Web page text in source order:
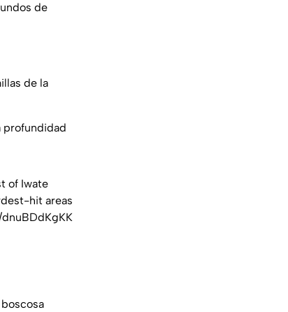
de
de la
profundidad
of Iwate
hit areas
boscosa